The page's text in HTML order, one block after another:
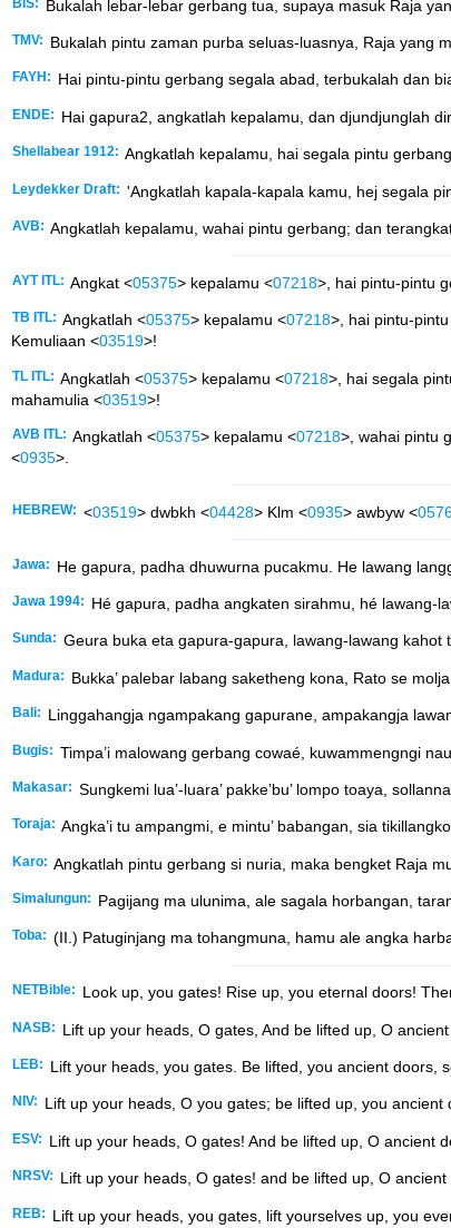
BIS: Bukalah lebar-lebar gerbang tua, supaya masuk Raja
TMV: Bukalah pintu zaman purba seluas-luasnya, Raja yang
FAYH: Hai pintu-pintu gerbang segala abad, terbukalah dan
ENDE: Hai gapura2, angkatlah kepalamu, dan djundjunglah
Shellabear 1912: Angkatlah kepalamu, hai segala pintu
Leydekker Draft: 'Angkatlah kapala-kapala kamu, hej segala
AVB: Angkatlah kepalamu, wahai pintu gerbang; dan
AYT ITL: Angkat <05375> kepalamu <07218>, hai pintu-pintu
TB ITL: Angkatlah <05375> kepalamu <07218>, hai pintu-
Kemuliaan <03519>!
TL ITL: Angkatlah <05375> kepalamu <07218>, hai segala
mahamulia <03519>!
AVB ITL: Angkatlah <05375> kepalamu <07218>, wahai pintu
<0935>.
HEBREW: <03519> dwbkh <04428> Klm <0935> awbyw <
Jawa: He gapura, padha dhuwurna pucakmu. He lawang
Jawa 1994: Hé gapura, padha angkaten sirahmu, hé lawang-
Sunda: Geura buka eta gapura-gapura, lawang-lawang
Madura: Bukka’ palebar labang saketheng kona, Rato se molja
Bali: Linggahangja ngampakang gapurane, ampakangja
Bugis: Timpa’i malowang gerbang cowaé, kuwammengngi
Makasar: Sungkemi lua’-luara’ pakke’bu’ lompo toaya,
Toraja: Angka’i tu ampangmi, e mintu’ babangan, sia
Karo: Angkatlah pintu gerbang si nuria, maka bengket Raja
Simalungun: Pagijang ma ulunima, ale sagala horbangan,
Toba: (II.) Patuginjang ma tohangmuna, hamu ale angka
NETBible: Look up, you gates! Rise up, you eternal doors!
NASB: Lift up your heads, O gates, And be lifted up, O
LEB: Lift your heads, you gates. Be lifted, you ancient doors,
NIV: Lift up your heads, O you gates; be lifted up, you
ESV: Lift up your heads, O gates! And be lifted up, O ancient
NRSV: Lift up your heads, O gates! and be lifted up, O
REB: Lift up your heads, you gates, lift yourselves up, you